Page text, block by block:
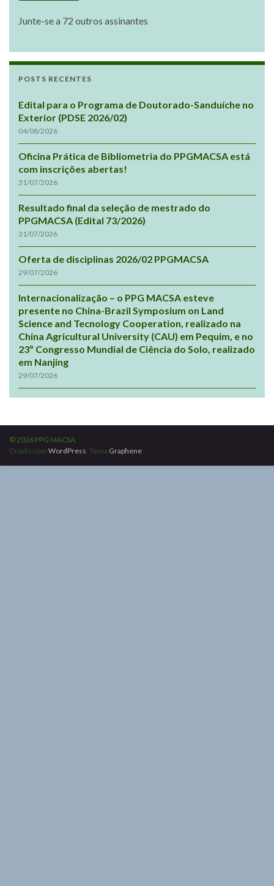
Junte-se a 72 outros assinantes
POSTS RECENTES
Edital para o Programa de Doutorado-Sanduíche no
Exterior (PDSE 2026/02)
04/08/2026
Oficina Prática de Bibliometria do PPGMACSA está
com inscrições abertas!
31/07/2026
Resultado final da seleção de mestrado do
PPGMACSA (Edital 73/2026)
31/07/2026
Oferta de disciplinas 2026/02 PPGMACSA
29/07/2026
Internacionalização – o PPG MACSA esteve
presente no China-Brazil Symposium on Land
Science and Tecnology Cooperation, realizado na
China Agricultural University (CAU) em Pequim, e no
23º Congresso Mundial de Ciência do Solo, realizado
em Nanjing
29/07/2026
© 2026 PPG MACSA.
Criado com WordPress. Tema Graphene.